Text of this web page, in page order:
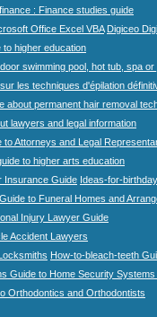
: Finance studies guide
Office Excel VBA Digiceo
to higher education
swimming pool, hot tub, spa
les techniques d'épilation
about permanent hair removal
lawyers and legal information
Attorneys and Legal
to higher arts education
Insurance Guide Ideas-for-
to Funeral Homes and
Injury Lawyer Guide
Accident Lawyers
How-to-bleach-teeth
Guide to Home Security Systems
Orthodontics and Orthodontists